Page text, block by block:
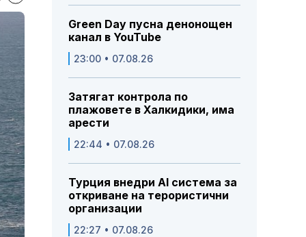
Green Day пусна денонощен
канал в YouTube
23:00 • 07.08.26
Затягат контрола по
плажовете в Халкидики, има
арести
22:44 • 07.08.26
Турция внедри AI система за
откриване на терористични
организации
22:27 • 07.08.26